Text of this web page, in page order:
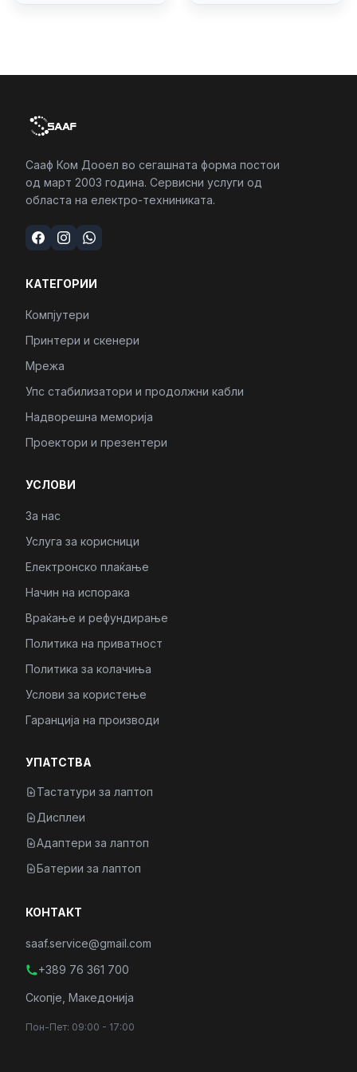
Сааф Ком Дооел во сегашната форма постои
од март 2003 година. Сервисни услуги од
областа на електро-техниниката.
КАТЕГОРИИ
Компјутери
Принтери и скенери
Мрежа
Упс стабилизатори и продолжни кабли
Надворешна меморија
Проектори и презентери
УСЛОВИ
За нас
Услуга за корисници
Електронско плаќање
Начин на испорака
Враќање и рефундирање
Политика на приватност
Политика за колачиња
Услови за користење
Гаранција на производи
УПАТСТВА
Тастатури за лаптоп
Дисплеи
Адаптери за лаптоп
Батерии за лаптоп
КОНТАКТ
saaf.service@gmail.com
+389 76 361 700
Скопје, Македонија
Пон-Пет: 09:00 - 17:00